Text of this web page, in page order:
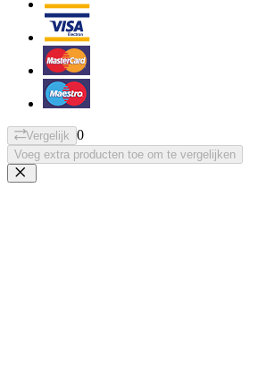
Vergelijk 0
Voeg extra producten toe om te vergelijken